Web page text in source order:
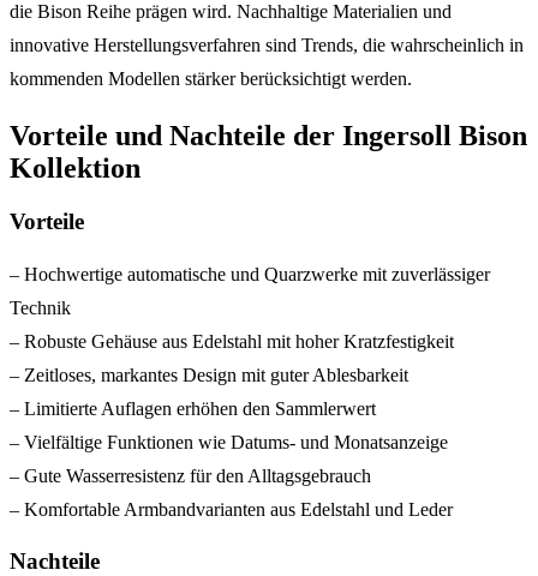
die Bison Reihe prägen wird. Nachhaltige Materialien und
innovative Herstellungsverfahren sind Trends, die wahrscheinlich in
kommenden Modellen stärker berücksichtigt werden.
Vorteile und Nachteile der Ingersoll Bison
Kollektion
Vorteile
– Hochwertige automatische und Quarzwerke mit zuverlässiger
Technik
– Robuste Gehäuse aus Edelstahl mit hoher Kratzfestigkeit
– Zeitloses, markantes Design mit guter Ablesbarkeit
– Limitierte Auflagen erhöhen den Sammlerwert
– Vielfältige Funktionen wie Datums- und Monatsanzeige
– Gute Wasserresistenz für den Alltagsgebrauch
– Komfortable Armbandvarianten aus Edelstahl und Leder
Nachteile